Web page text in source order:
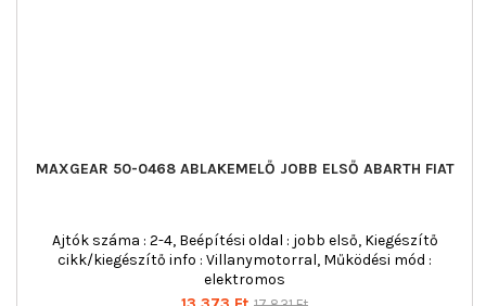
MAXGEAR 50-0468 ABLAKEMELŐ JOBB ELSŐ ABARTH FIAT
Ajtók száma : 2-4, Beépítési oldal : jobb első, Kiegészítő
cikk/kiegészítő info : Villanymotorral, Működési mód :
elektromos